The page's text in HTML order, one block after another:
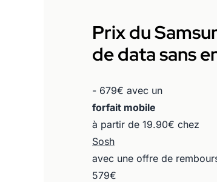
Prix du
de data sans
- 679€ avec un
forfait mobile
à partir de 19.90€ chez
Sosh
avec une offre de
579€